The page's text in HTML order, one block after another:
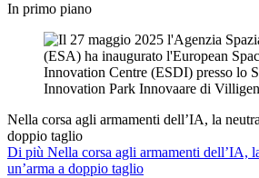
In primo piano
Nella corsa agli armamenti dell’IA, la
doppio taglio
Di più Nella corsa agli armamenti dell’IA,
un’arma a doppio taglio